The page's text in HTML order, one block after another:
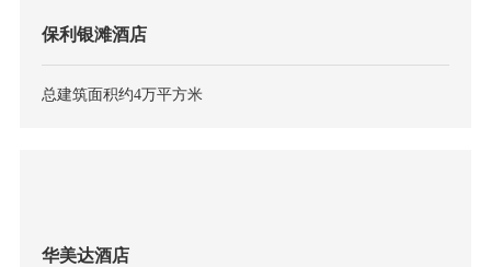
保利银滩酒店
总建筑面积约4万平方米
华美达酒店